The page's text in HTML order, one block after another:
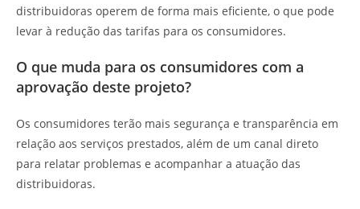
distribuidoras operem de forma mais eficiente, o que pode
levar à redução das tarifas para os consumidores.
O que muda para os consumidores com a
aprovação deste projeto?
Os consumidores terão mais segurança e transparência em
relação aos serviços prestados, além de um canal direto
para relatar problemas e acompanhar a atuação das
distribuidoras.